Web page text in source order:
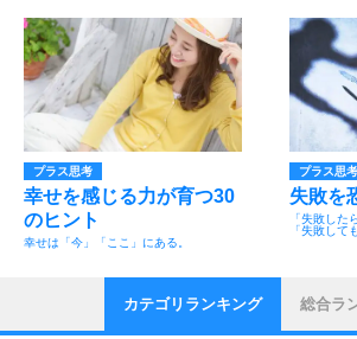
プラス思考
幸せを感じる力が育つ30
のヒント
幸せは「今」「ここ」にある。
プラス思考
失敗を
「失敗した
「失敗して
カテゴリランキング 総合ラ